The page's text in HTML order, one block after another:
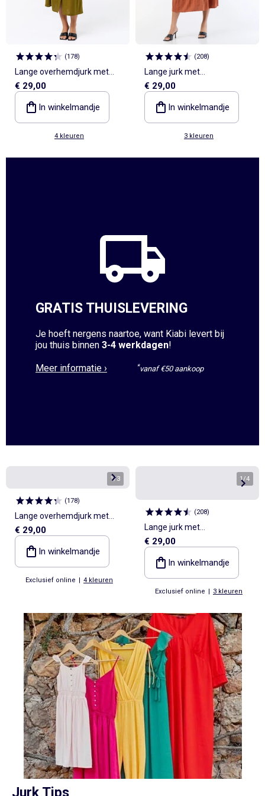
(178)
Lange overhemdjurk met
strikceintuur
€ 29,00
In winkelmandje
4 kleuren
(208)
Lange jurk met
overslagkraag en
fantasiejuweel
€ 29,00
In winkelmandje
3 kleuren
GRATIS THUISLEVERING
Je hoeft nergens naartoe, want Kiabi levert bij
jou thuis binnen 3-4 werkdagen!
Meer informatie › *vanaf €50 aankoop
1/3
(178)
Lange overhemdjurk met
strikceintuur
€ 29,00
In winkelmandje
Exclusief online | 4 kleuren
1/4
(208)
Lange jurk met
overslagkraag en
fantasiejuweel
€ 29,00
In winkelmandje
Exclusief online | 3 kleuren
Jurk Tips